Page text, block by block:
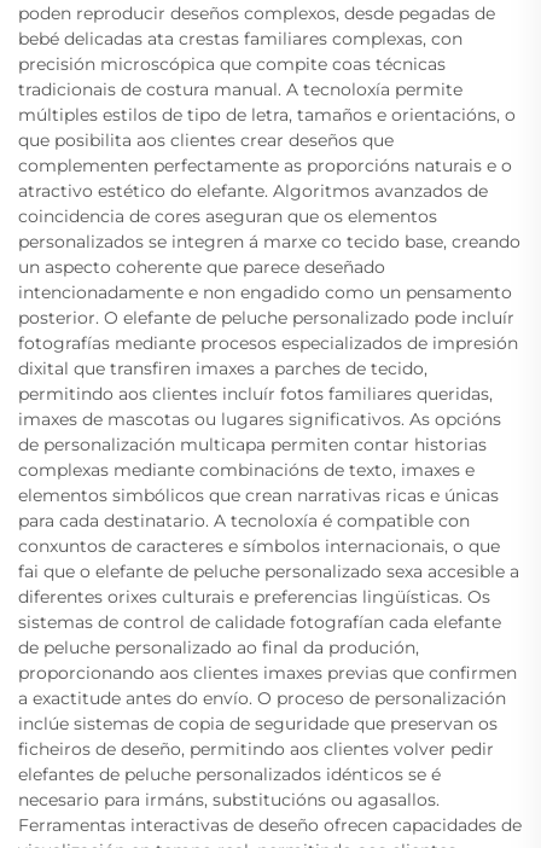
poden reproducir deseños complexos, desde pegadas de
bebé delicadas ata crestas familiares complexas, con
precisión microscópica que compite coas técnicas
tradicionais de costura manual. A tecnoloxía permite
múltiples estilos de tipo de letra, tamaños e orientacións, o
que posibilita aos clientes crear deseños que
complementen perfectamente as proporcións naturais e o
atractivo estético do elefante. Algoritmos avanzados de
coincidencia de cores aseguran que os elementos
personalizados se integren á marxe co tecido base, creando
un aspecto coherente que parece deseñado
intencionadamente e non engadido como un pensamento
posterior. O elefante de peluche personalizado pode incluír
fotografías mediante procesos especializados de impresión
dixital que transfiren imaxes a parches de tecido,
permitindo aos clientes incluír fotos familiares queridas,
imaxes de mascotas ou lugares significativos. As opcións
de personalización multicapa permiten contar historias
complexas mediante combinacións de texto, imaxes e
elementos simbólicos que crean narrativas ricas e únicas
para cada destinatario. A tecnoloxía é compatible con
conxuntos de caracteres e símbolos internacionais, o que
fai que o elefante de peluche personalizado sexa accesible a
diferentes orixes culturais e preferencias lingüísticas. Os
sistemas de control de calidade fotografían cada elefante
de peluche personalizado ao final da produción,
proporcionando aos clientes imaxes previas que confirmen
a exactitude antes do envío. O proceso de personalización
inclúe sistemas de copia de seguridade que preservan os
ficheiros de deseño, permitindo aos clientes volver pedir
elefantes de peluche personalizados idénticos se é
necesario para irmáns, substitucións ou agasallos.
Ferramentas interactivas de deseño ofrecen capacidades de